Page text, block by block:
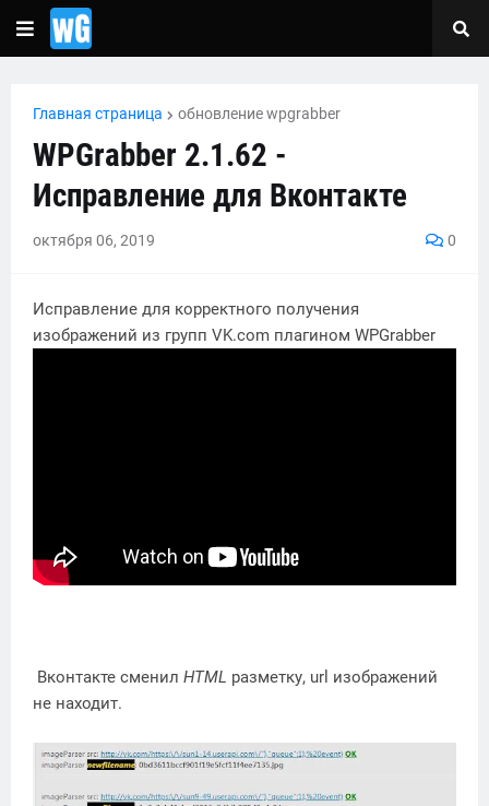
Главная страница обновление wpgrabber
WPGrabber 2.1.62 -
Исправление для Вконтакте
октября 06, 2019 0
Исправление для корректного получения
изображений из групп VK.com плагином WPGrabber
Вконтакте сменил HTML разметку, url изображений
не находит.